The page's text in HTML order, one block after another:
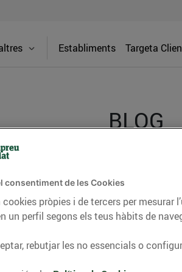
Establiments Targeta
BLOG
consells nutricionals,
del nostre territori i molts
CONSELLS I HÀBITS SALUDABLES
consentiment de les Cookies
pròpies i de tercers per mesurar
un perfil segons els teus hàbits de
rebutjar les no essencials o